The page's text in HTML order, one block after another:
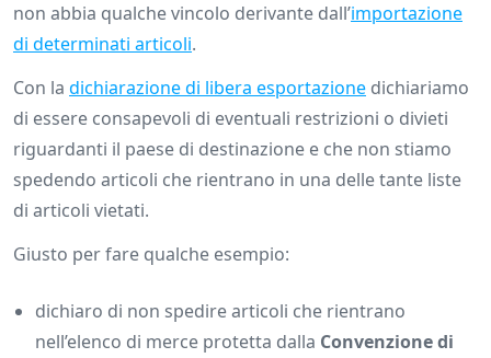
non abbia qualche vincolo derivante dall’importazione
di determinati articoli.
Con la dichiarazione di libera esportazione dichiariamo
di essere consapevoli di eventuali restrizioni o divieti
riguardanti il paese di destinazione e che non stiamo
spedendo articoli che rientrano in una delle tante liste
di articoli vietati.
Giusto per fare qualche esempio:
dichiaro di non spedire articoli che rientrano
nell’elenco di merce protetta dalla Convenzione di